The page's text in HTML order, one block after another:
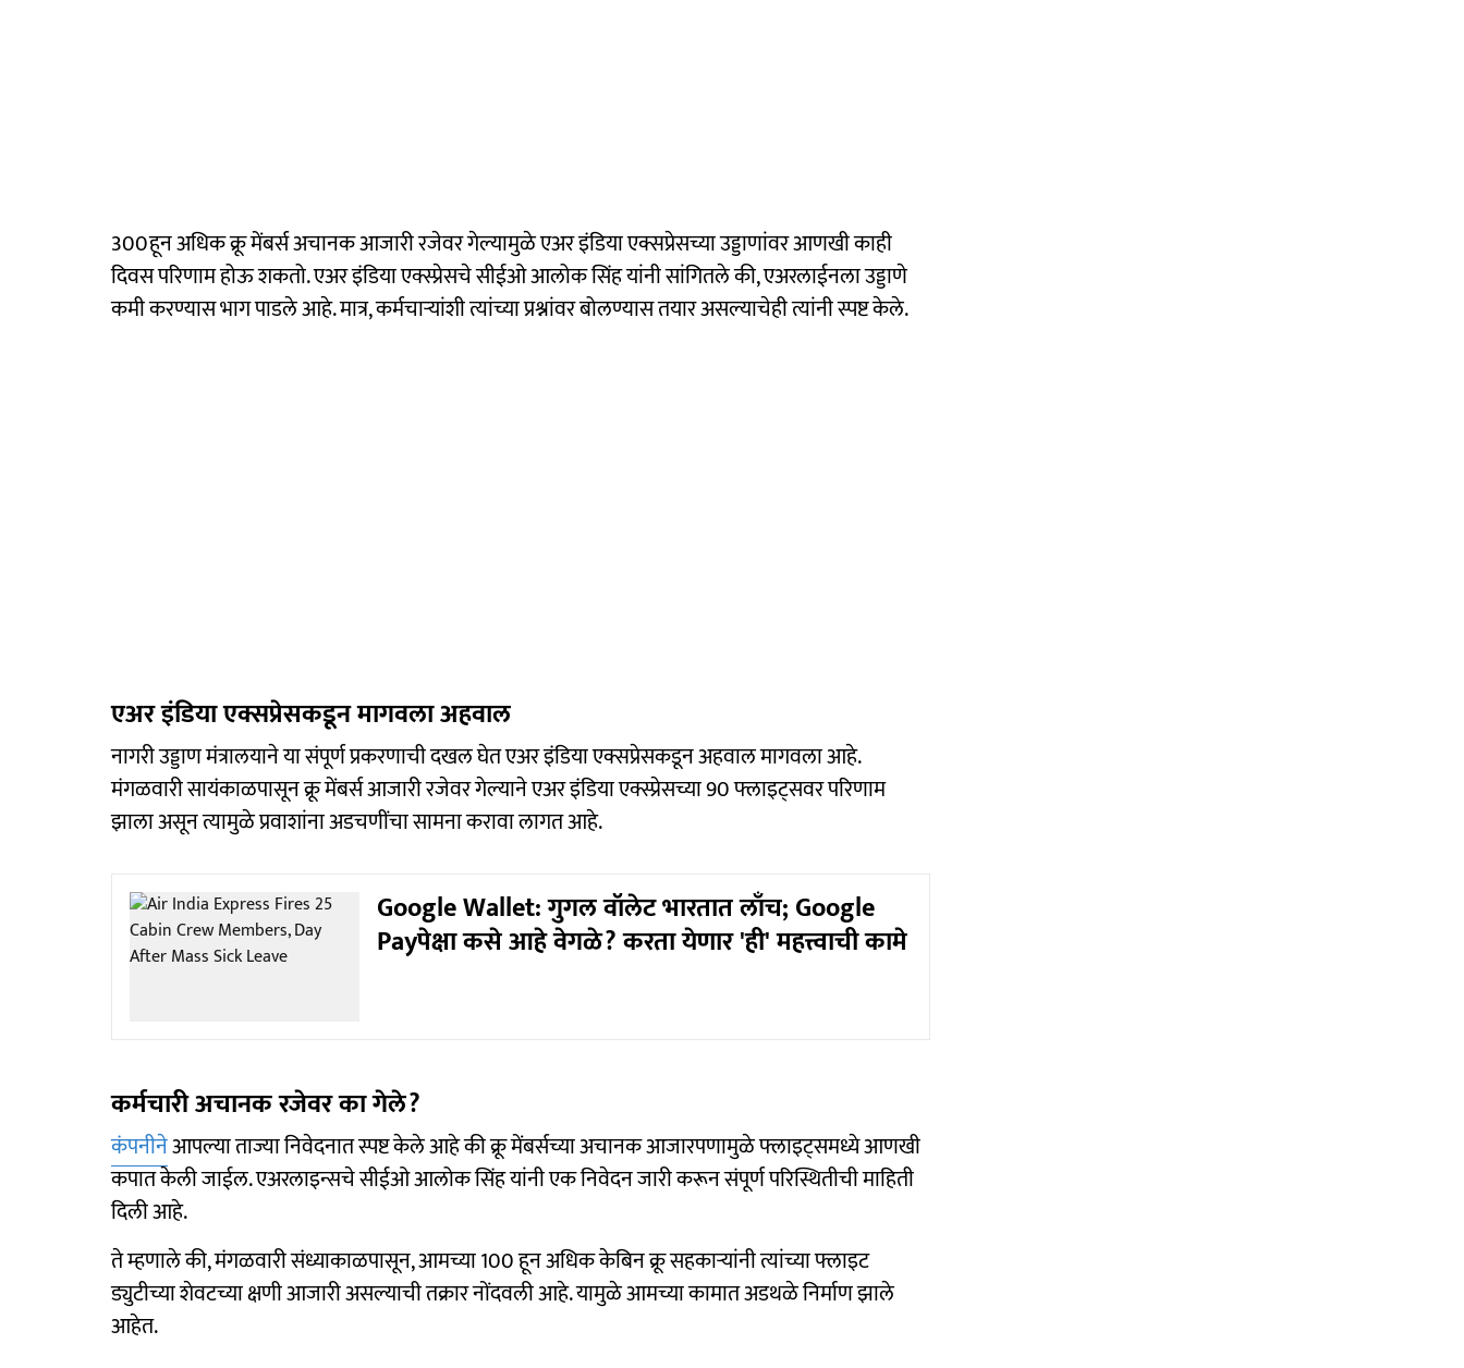
300हून अधिक क्रू मेंबर्स अचानक आजारी रजेवर गेल्यामुळे एअर इंडिया एक्सप्रेसच्या उड्डाणांवर आणखी काही
दिवस परिणाम होऊ शकतो. एअर इंडिया एक्स्प्रेसचे सीईओ आलोक सिंह यांनी सांगितले की, एअरलाईनला उड्डाणे
कमी करण्यास भाग पाडले आहे. मात्र, कर्मचाऱ्यांशी त्यांच्या प्रश्नांवर बोलण्यास तयार असल्याचेही त्यांनी स्पष्ट केले.
एअर इंडिया एक्सप्रेसकडून मागवला अहवाल
नागरी उड्डाण मंत्रालयाने या संपूर्ण प्रकरणाची दखल घेत एअर इंडिया एक्सप्रेसकडून अहवाल मागवला आहे.
मंगळवारी सायंकाळपासून क्रू मेंबर्स आजारी रजेवर गेल्याने एअर इंडिया एक्स्प्रेसच्या 90 फ्लाइट्सवर परिणाम
झाला असून त्यामुळे प्रवाशांना अडचणींचा सामना करावा लागत आहे.
Google Wallet: गुगल वॉलेट भारतात लाँच; Google
Payपेक्षा कसे आहे वेगळे? करता येणार 'ही' महत्त्वाची कामे
कर्मचारी अचानक रजेवर का गेले?
कंपनीनेआपल्या ताज्या निवेदनात स्पष्ट केले आहे की क्रू मेंबर्सच्या अचानक आजारपणामुळे फ्लाइट्समध्ये आणखी
कपात केली जाईल. एअरलाइन्सचे सीईओ आलोक सिंह यांनी एक निवेदन जारी करून संपूर्ण परिस्थितीची माहिती
दिली आहे.
ते म्हणाले की, मंगळवारी संध्याकाळपासून, आमच्या 100 हून अधिक केबिन क्रू सहकाऱ्यांनी त्यांच्या फ्लाइट
ड्युटीच्या शेवटच्या क्षणी आजारी असल्याची तक्रार नोंदवली आहे. यामुळे आमच्या कामात अडथळे निर्माण झाले
आहेत.